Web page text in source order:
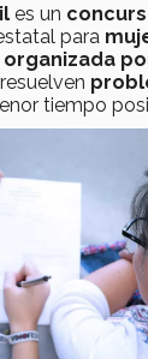
es un
para
organizada
tiempo